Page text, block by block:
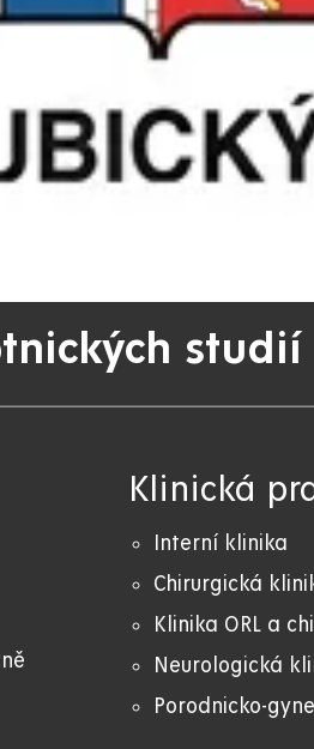
studií
Klinická
Interní klinika
Chirurgická
Klinika ORL a
Neurologická
Porodnicko-